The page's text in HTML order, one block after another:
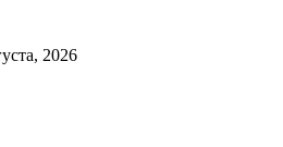
2026